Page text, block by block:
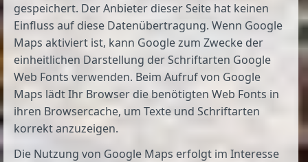
gespeichert. Der Anbieter dieser Seite hat keinen
Einfluss auf diese Datenübertragung. Wenn Google
Maps aktiviert ist, kann Google zum Zwecke der
einheitlichen Darstellung der Schriftarten Google
Web Fonts verwenden. Beim Aufruf von Google
Maps lädt Ihr Browser die benötigten Web Fonts in
ihren Browsercache, um Texte und Schriftarten
korrekt anzuzeigen.
Die Nutzung von Google Maps erfolgt im Interesse